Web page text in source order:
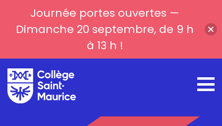
Journée portes ouvertes —
Dimanche 20 septembre, de 9 h
à 13 h !